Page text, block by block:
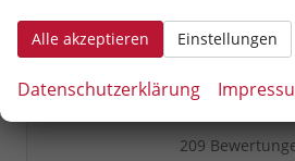
4,9
SEHR
209
Alle akzeptieren Einstellungen
Datenschutzerklärung